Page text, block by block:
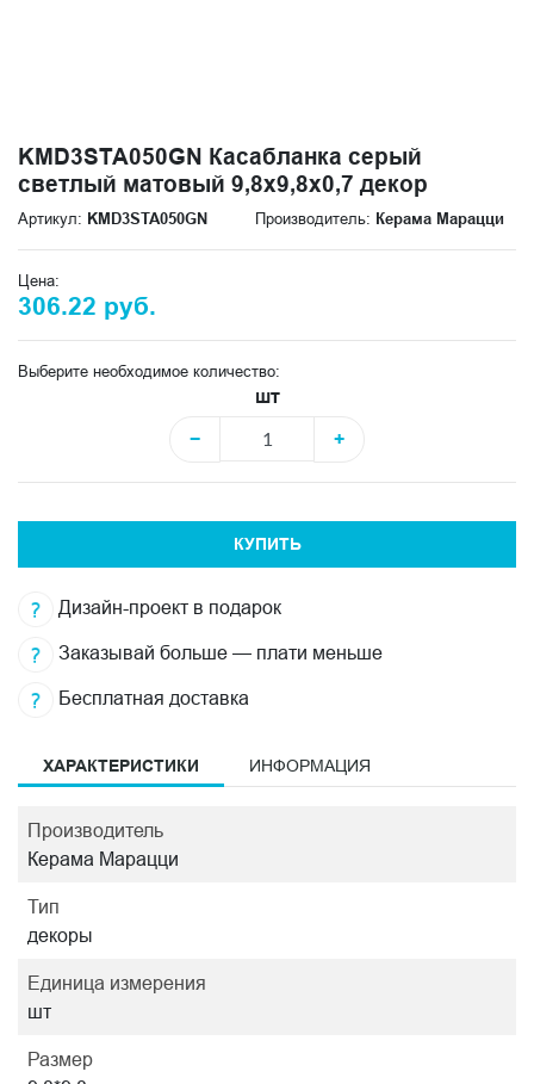
KMD3STA050GN Касабланка серый
светлый матовый 9,8x9,8x0,7 декор
Артикул: KMD3STA050GN Производитель: Керама Марацци
Цена:
306.22 руб.
Выберите необходимое количество:
шт
−
+
КУПИТЬ
Дизайн-проект в подарок
Заказывай больше — плати меньше
Бесплатная доставка
ХАРАКТЕРИСТИКИ ИНФОРМАЦИЯ
Производитель
Керама Марацци
Тип
декоры
Единица измерения
шт
Размер